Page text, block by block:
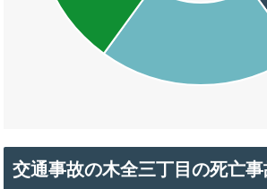
交通事故の木全三丁目の死亡